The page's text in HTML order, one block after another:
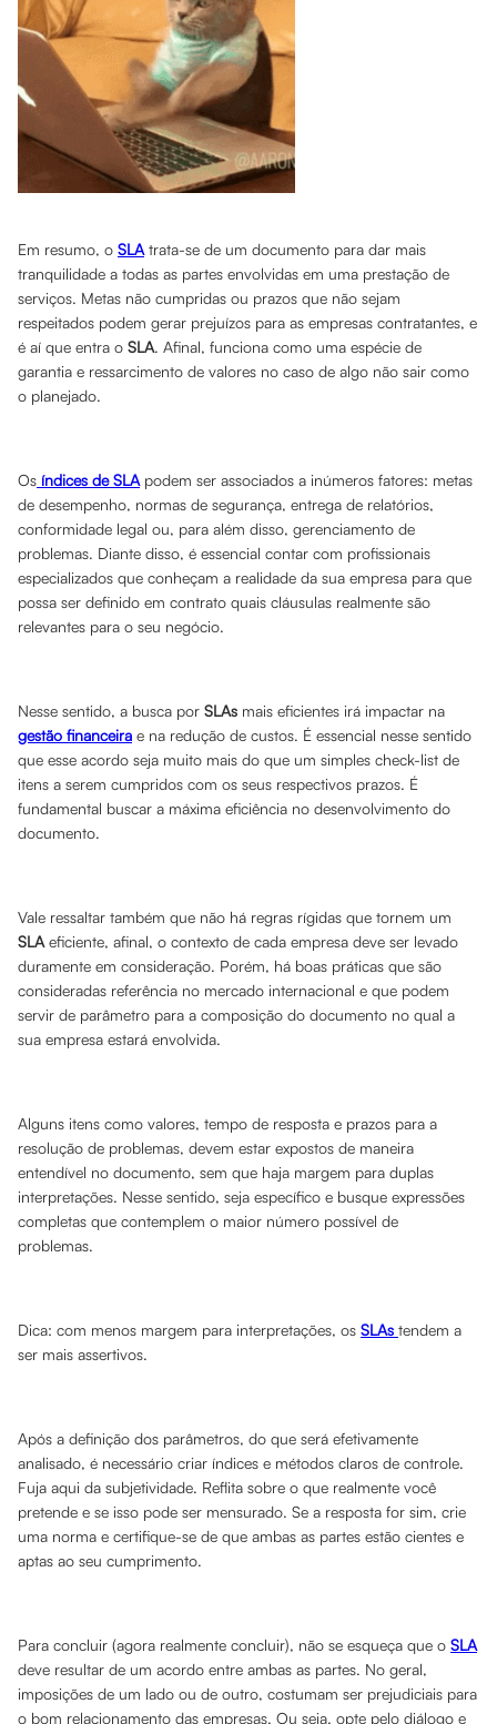
Em resumo, o SLAtrata-se de um documento para dar mais
tranquilidade a todas as partes envolvidas em uma prestação de
serviços. Metas não cumpridas ou prazos que não sejam
respeitados podem gerar prejuízos para as empresas contratantes, e
é aí que entra o SLA. Afinal, funciona como uma espécie de
garantia e ressarcimento de valores no caso de algo não sair como
o planejado.
Os índices de SLApodem ser associados a inúmeros fatores: metas
de desempenho, normas de segurança, entrega de relatórios,
conformidade legal ou, para além disso, gerenciamento de
problemas. Diante disso, é essencial contar com profissionais
especializados que conheçam a realidade da sua empresa para que
possa ser definido em contrato quais cláusulas realmente são
relevantes para o seu negócio.
Nesse sentido, a busca por SLAs mais eficientes irá impactar na
gestão financeira e na redução de custos. É essencial nesse sentido
que esse acordo seja muito mais do que um simples check-list de
itens a serem cumpridos com os seus respectivos prazos. É
fundamental buscar a máxima eficiência no desenvolvimento do
documento.
Vale ressaltar também que não há regras rígidas que tornem um
SLAeficiente, afinal, o contexto de cada empresa deve ser levado
duramente em consideração. Porém, há boas práticas que são
consideradas referência no mercado internacional e que podem
servir de parâmetro para a composição do documento no qual a
sua empresa estará envolvida.
Alguns itens como valores, tempo de resposta e prazos para a
resolução de problemas, devem estar expostos de maneira
entendível no documento, sem que haja margem para duplas
interpretações. Nesse sentido, seja específico e busque expressões
completas que contemplem o maior número possível de
problemas.
Dica: com menos margem para interpretações, os SLAs tendem a
ser mais assertivos.
Após a definição dos parâmetros, do que será efetivamente
analisado, é necessário criar índices e métodos claros de controle.
Fuja aqui da subjetividade. Reflita sobre o que realmente você
pretende e se isso pode ser mensurado. Se a resposta for sim, crie
uma norma e certifique-se de que ambas as partes estão cientes e
aptas ao seu cumprimento.
Para concluir (agora realmente concluir), não se esqueça que o SLA
deve resultar de um acordo entre ambas as partes. No geral,
imposições de um lado ou de outro, costumam ser prejudiciais para
o bom relacionamento das empresas. Ou seja, opte pelo diálogo e